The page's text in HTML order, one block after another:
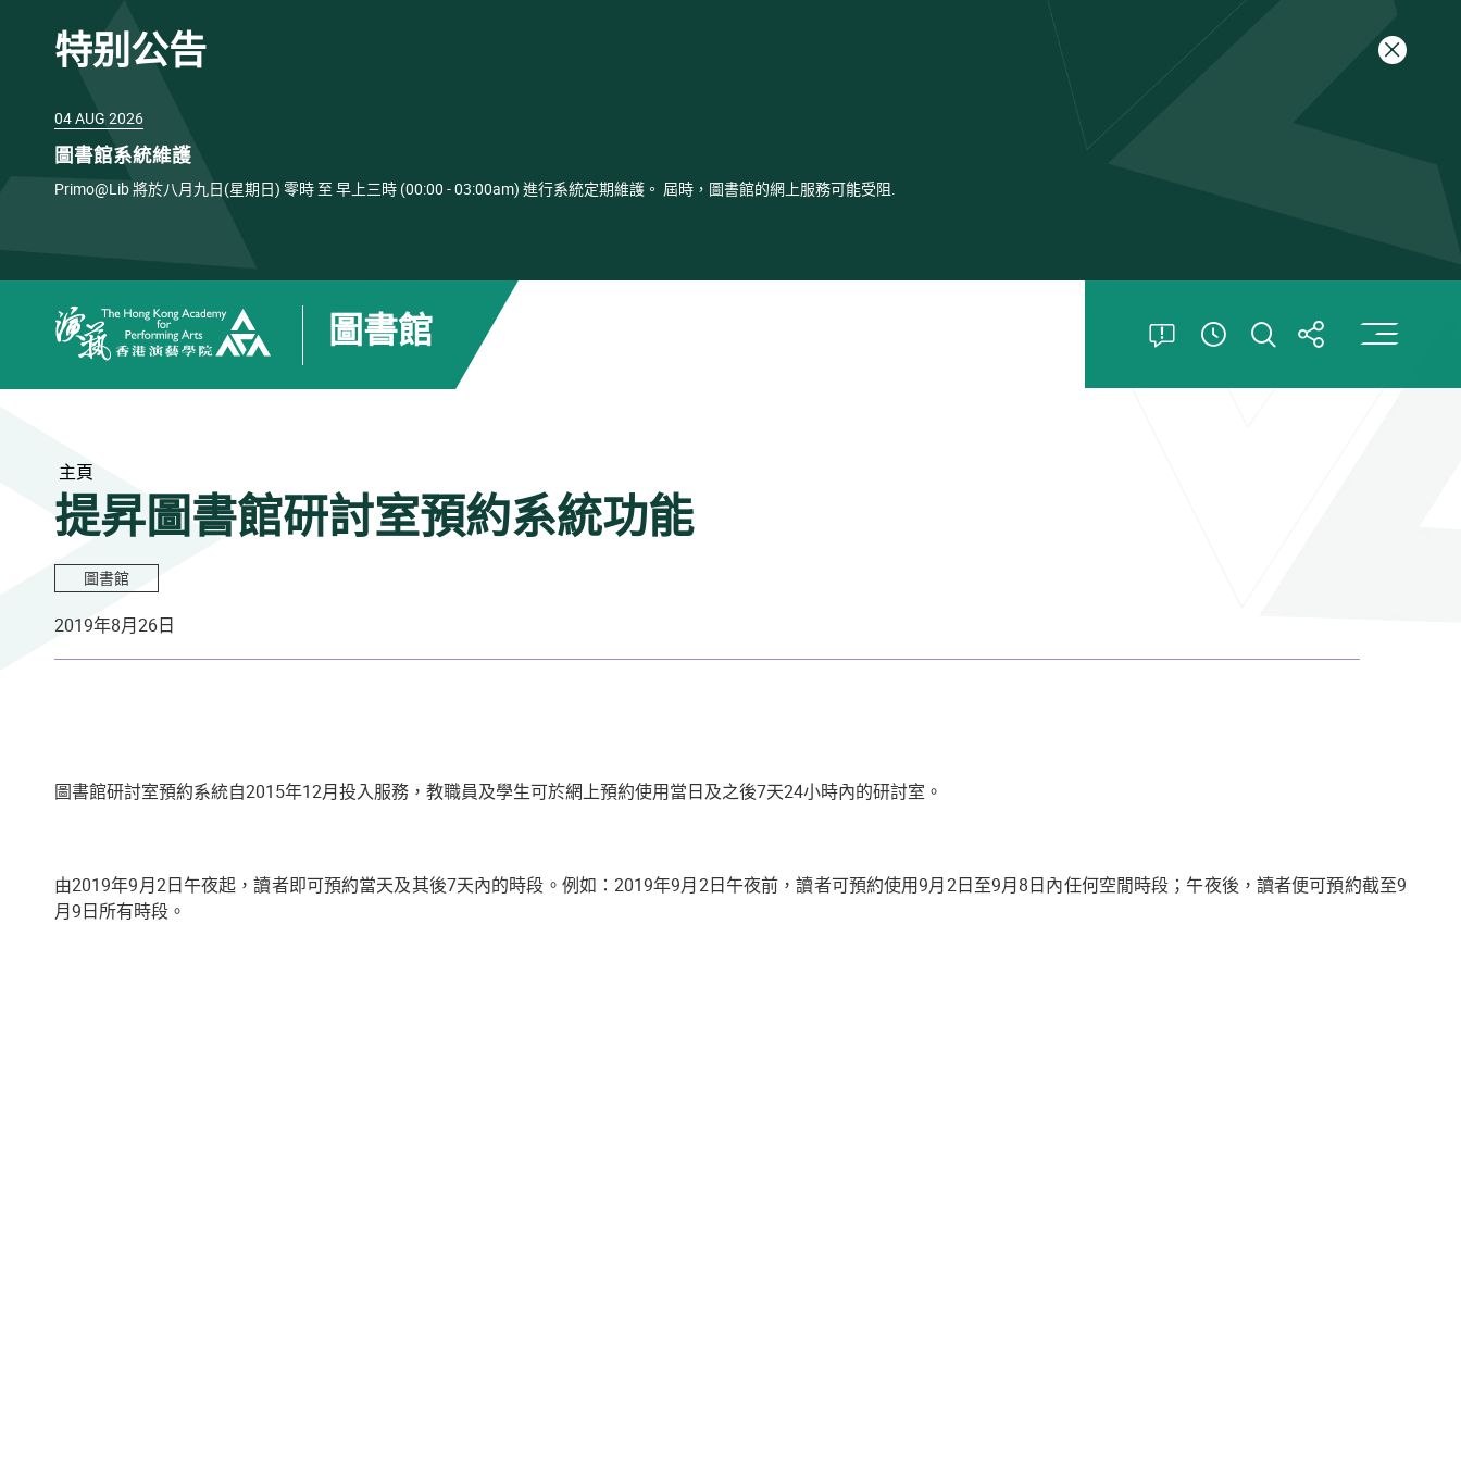
特别公告 關閉特別
04 AUG 2026
圖書館系統維護
Primo@Lib 將於八月九日(星期日) 零時 至 早上三時 (00:00 - 03:00am) 進行系統定期維護。 屆時，圖書館的網上服務可能受阻.
圖書館 打開特別公告
查看開放時間信息
打開搜索打開分享打
主頁
提昇圖書館研討室預約系統功能
圖書館
2019年8月26日
圖書館研討室預約系統自2015年12月投入服務，教職員及學生可於網上預約使用當日及之後7天24小時內的研討室。
由2019年9月2日午夜起，讀者即可預約當天及其後7天內的時段。例如：2019年9月2日午夜前，讀者可預約使用9月2日至9月8日內任何空閒時段；午夜後，讀者便可預約截至9
月9日所有時段。